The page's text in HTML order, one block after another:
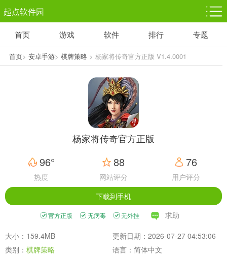
起点软件园
塔防游戏
1千+款游戏
休闲益智
1万+款游戏
体育竞技
5百+款游戏
赛车竞速
3百+款游戏
首页 游戏 软件 排行 专题
首页> 安卓手游> 棋牌策略 > 杨家将传奇官方正版 V1.4.0001
杨家将传奇官方正版
96°
热度
88
网站评分
76
用户评分
下载到手机
官方正版 无病毒 无外挂 求助
大小：159.4MB
更新日期：2026-07-27 04:53:06
类别： 棋牌策略 语言：简体中文